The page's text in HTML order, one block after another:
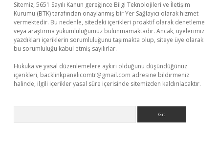
Sitemiz, 5651 Sayılı Kanun gereğince Bilgi Teknolojileri ve İletişim
Kurumu (BTK) tarafından onaylanmış bir Yer Sağlayıcı olarak hizmet
vermektedir. Bu nedenle, sitedeki içerikleri proaktif olarak denetleme
veya araştırma yükümlülüğümüz bulunmamaktadır. Ancak, üyelerimiz
yazdıkları içeriklerin sorumluluğunu taşımakta olup, siteye üye olarak
bu sorumluluğu kabul etmiş sayılırlar.
Hukuka ve yasal düzenlemelere aykırı olduğunu düşündüğünüz
içerikleri, backlinkpanelicomtr@gmail.com adresine bildirmeniz
halinde, ilgili içerikler yasal süre içerisinde sitemizden kaldırılacaktır.